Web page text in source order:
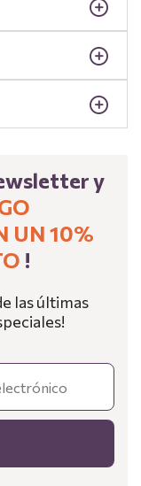
y
UN 10%
!
las últimas